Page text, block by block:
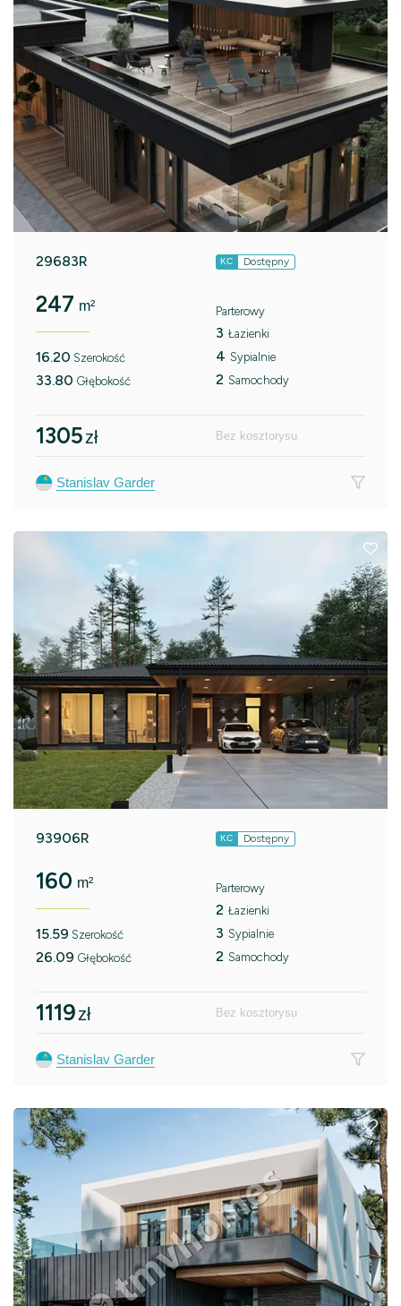
29683R KC Dostępny
247 m²
16.20 Szerokość
33.80 Głębokość
Parterowy
3 Łazienki
4 Sypialnie
2 Samochody
1305zł Bez kosztorysu
Stanislav Garder
93906R KC Dostępny
160 m²
15.59 Szerokość
26.09 Głębokość
Parterowy
2 Łazienki
3 Sypialnie
2 Samochody
1119zł Bez kosztorysu
Stanislav Garder